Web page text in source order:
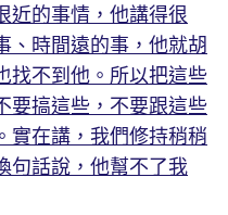
近的事情，他講得很
、時間遠的事，他就胡
找不到他。所以把這些
要搞這些，不要跟這些
實在講，我們修持稍稍
句話說，他幫不了我